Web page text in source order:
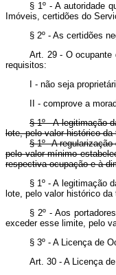
§ 1º - A autoridade
Imóveis, certidões do
§ 2º - As certidões
Art. 29 - O ocupante
requisitos:
I - não seja
II - comprove a
§ 1º - A legitimação
lote, pelo valor histórico
§ 1º A regularização
pelo valor mínimo
respectiva
§ 1º - A legitimação
lote, pelo valor histórico
§ 2º - Aos
exceder esse limite, pelo
§ 3º - A Licença de
Art. 30 - A Licença